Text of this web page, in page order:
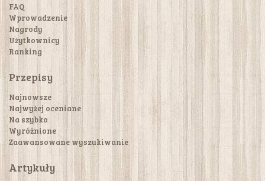
FAQ
Wprowadzenie
Nagrody
Użytkownicy
Ranking
Przepisy
Najnowsze
Najwyżej oceniane
Na szybko
Wyróżnione
Zaawansowane wyszukiwanie
Artykuły